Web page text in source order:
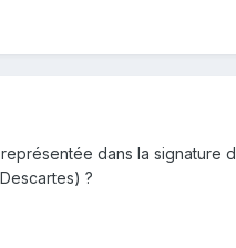
dans la signature
?